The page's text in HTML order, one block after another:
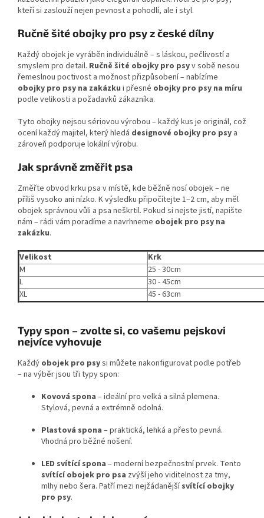
kteří si zaslouží nejen pevnost a pohodlí, ale i styl.
Ručně šité obojky pro psy z české dílny
Každý obojek je vyráběn individuálně – s láskou, pečlivostí a
smyslem pro detail. Ručně šité obojky pro psyv sobě nesou
řemeslnou poctivost a možnost přizpůsobení – nabízíme
obojky pro psy na zakázku i přesné obojky pro psy na míru
podle velikosti a požadavků zákazníka.
Tyto obojky nejsou sériovou výrobou – každý kus je originál, což
ocení každý majitel, který hledá designové obojky pro psy a
zároveň podporuje lokální výrobu.
Jak správně změřit psa
Změřte obvod krku psa v místě, kde běžně nosí obojek – ne
příliš vysoko ani nízko. K výsledku připočítejte 1–2 cm, aby měl
obojek správnou vůli a psa neškrtil. Pokud si nejste jistí, napište
nám – rádi vám poradíme a navrhneme obojek pro psy na
zakázku.
Velikost
Krk
M
25 - 30cm
L
30 - 45cm
XL
45 - 63cm
Typy spon – zvolte si, co vašemu pejskovi
nejvíce vyhovuje
Každý obojek pro psysi můžete nakonfigurovat podle potřeb
– na výběr jsou tři typy spon:
Kovová spona – ideální pro velká a silná plemena.
Stylová, pevná a extrémně odolná.
Plastová spona – praktická, lehká a přesto pevná.
Vhodná pro běžné nošení.
LED svítící spona – moderní bezpečnostní prvek. Tento
svítící obojek pro psa zvýší jeho viditelnost za tmy,
mlhy nebo šera. Patří mezi nejžádanějšísvítící obojky
pro psy.